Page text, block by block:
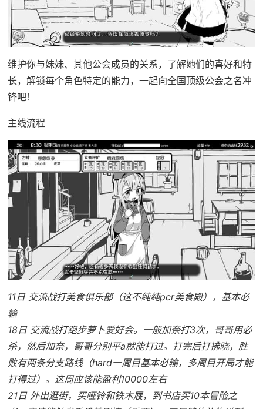
维护你与妹妹、其他公会成员的关系，了解她们的喜好和特
长，解锁每个角色特定的能力，一起向全国顶级公会之名冲
锋吧！
主线流程
11日 交流战打美食俱乐部（这不纯纯pcr美食殿），基本必
输
18日 交流战打跑步萝卜爱好会。一般加奈打3次，哥哥用必
杀，然后加奈，哥哥分别平a就能打过。打完后打拂晓，胜
败有两条分支路线（hard一周目基本必输，多周目开局才能
打得过）。这周应该能盈利10000左右
21日 外出逛街，买哑铃和铁木屐，到书店买10本冒险之